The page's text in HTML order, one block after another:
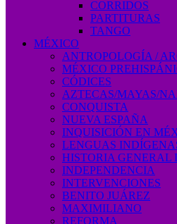
CORRIDOS
PARTITURAS
TANGO
MÉXICO
ANTROPOLOGÍA /
MÉXICO
CÓDICES
AZTECAS/MAYAS/
CONQUISTA
NUEVA ESPAÑA
INQUISICIÓN EN
LENGUAS
HISTORIA GENERAL
INDEPENDENCIA
INTERVENCIONES
BENITO JUÁREZ
MAXIMILIANO
REFORMA